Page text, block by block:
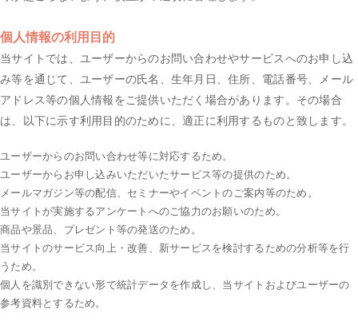
個人情報の利用目的
当サイトでは、ユーザーからのお問い合わせやサービスへのお申し込
み等を通じて、ユーザーの氏名、生年月日、住所、電話番号、メール
アドレス等の個人情報をご提供いただく場合があります。その場合
は、以下に示す利用目的のために、適正に利用するものと致します。
ユーザーからのお問い合わせ等に対応するため。
ユーザーからお申し込みいただいたサービス等の提供のため。
メールマガジン等の配信、セミナーやイベントのご案内等のため。
当サイトが実施するアンケートへのご協力のお願いのため。
商品や景品、プレゼント等の発送のため。
当サイトのサービス向上・改善、新サービスを検討するための分析等を行
うため。
個人を識別できない形で統計データを作成し、当サイトおよびユーザーの
参考資料とするため。